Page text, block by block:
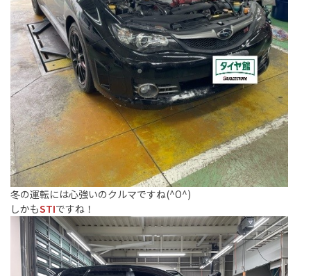
冬の運転には心強いのクルマですね(^O^)
しかもSTIですね！